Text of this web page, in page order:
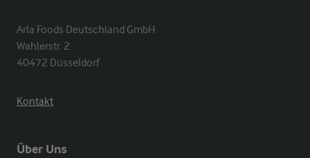
Arla Foods Deutschland GmbH
Wahlerstr. 2
40472 Düsseldorf
Kontakt
Über Uns